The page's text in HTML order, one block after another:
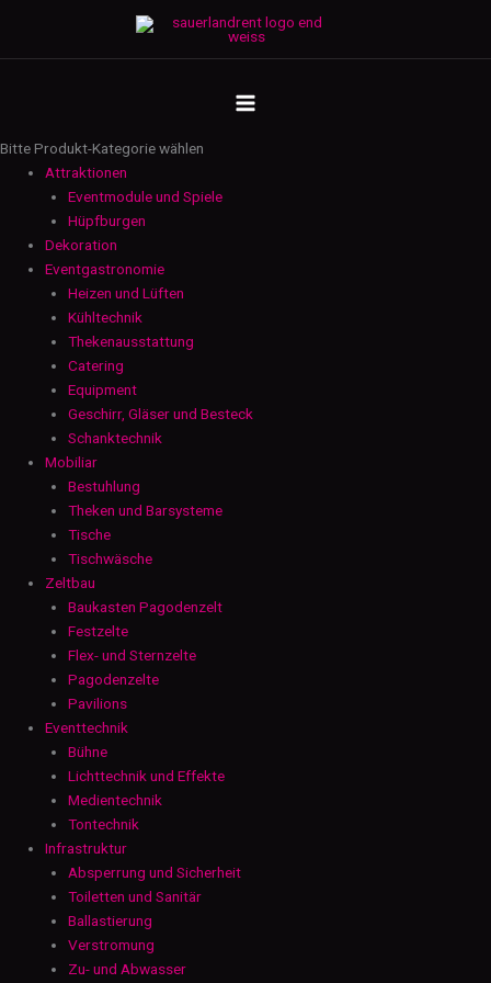
springen
MENU
Bitte Produkt-Kategorie wählen
Attraktionen
Eventmodule und Spiele
Hüpfburgen
Dekoration
Eventgastronomie
Heizen und Lüften
Kühltechnik
Thekenausstattung
Catering
Equipment
Geschirr, Gläser und Besteck
Schanktechnik
Mobiliar
Bestuhlung
Theken und Barsysteme
Tische
Tischwäsche
Zeltbau
Baukasten Pagodenzelt
Festzelte
Flex- und Sternzelte
Pagodenzelte
Pavilions
Eventtechnik
Bühne
Lichttechnik und Effekte
Medientechnik
Tontechnik
Infrastruktur
Absperrung und Sicherheit
Toiletten und Sanitär
Ballastierung
Verstromung
Zu- und Abwasser
schwarz